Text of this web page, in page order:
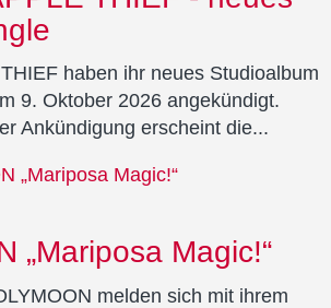
haben ihr neues Studioalbum
9. Oktober 2026 angekündigt.
Ankündigung erscheint die...
„Mariposa Magic!“
melden sich mit ihrem